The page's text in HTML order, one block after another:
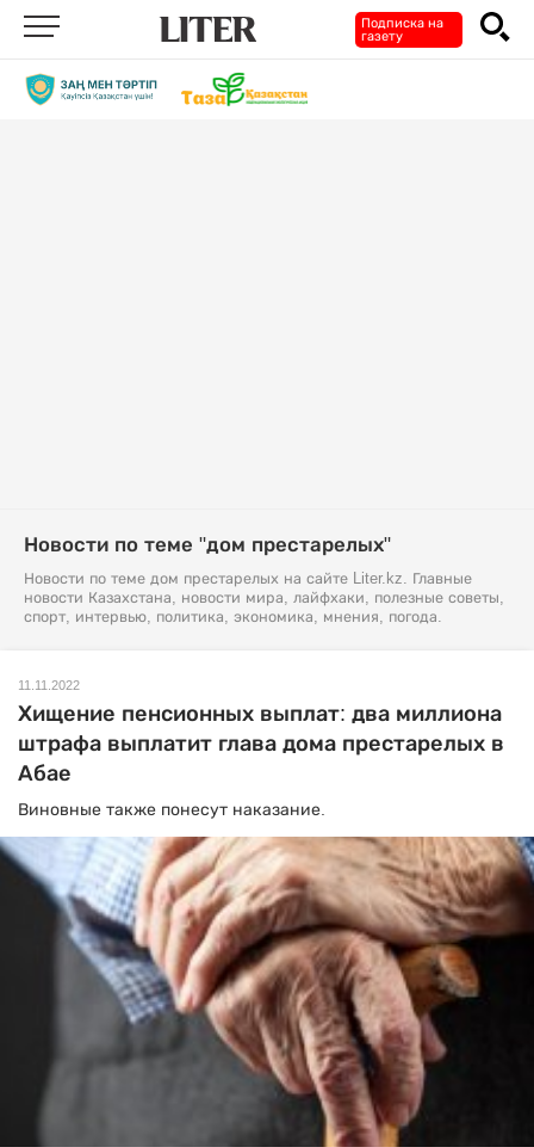
Подписка на
газету
Новости по теме "дом престарелых"
Новости по теме дом престарелых на сайте Liter.kz. Главные
новости Казахстана, новости мира, лайфхаки, полезные советы,
спорт, интервью, политика, экономика, мнения, погода.
11.11.2022
Хищение пенсионных выплат: два миллиона
штрафа выплатит глава дома престарелых в
Абае
Виновные также понесут наказание.